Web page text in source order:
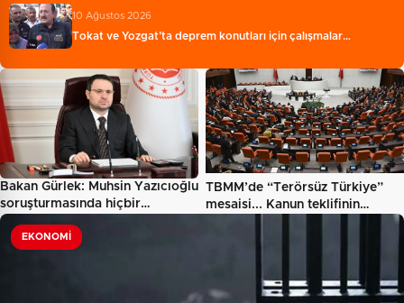
10 Ağustos 2026
Tokat ve Yozgat’ta deprem konutları için çalışmalar…
Bakan Gürlek: Muhsin Yazıcıoğlu
soruşturmasında hiçbir…
TBMM’de “Terörsüz Türkiye”
mesaisi... Kanun teklifinin…
EKONOMI